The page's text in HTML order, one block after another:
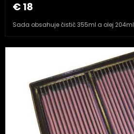
€ 18
Sada obsahuje čistič 355ml a olej 204ml